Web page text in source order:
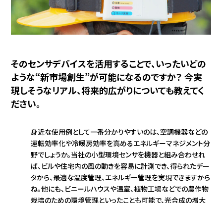
そのセンサデバイスを活用することで、いったいどの
ような“新市場創生”が可能になるのですか？ 今実
現しそうなリアル、将来的広がりについても教えてく
ださい。
身近な使用例として一番分かりやすいのは、空調機器などの
運転効率化や冷暖房効率を高めるエネルギーマネジメント分
野でしょうか。当社の小型環境センサを機器と組み合わせれ
ば、ビルや住宅内の風の動きを容易に計測でき、得られたデー
タから、最適な温度管理、エネルギー管理を実現できますから
ね。他にも、ビニールハウスや温室、植物工場などでの農作物
栽培のための環境管理といったことも可能で、光合成の増大